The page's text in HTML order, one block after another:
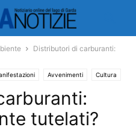
Distributori di carburanti:
Avvenimenti Cultura
tutelati?